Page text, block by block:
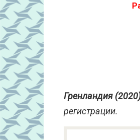
Гренландия
регистрации.